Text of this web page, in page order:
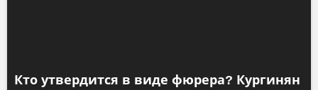
Кто утвердится в виде фюрера? Кургинян